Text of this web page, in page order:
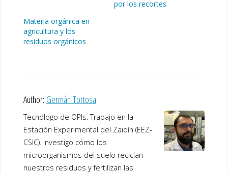
por los recortes
Materia orgánica en
agricultura y los
residuos orgánicos
Author: Germán Tortosa
Tecnólogo de OPIs. Trabajo en la
Estación Experimental del Zaidín (EEZ-
CSIC). Investigo cómo los
microorganismos del suelo reciclan
nuestros residuos y fertilizan las